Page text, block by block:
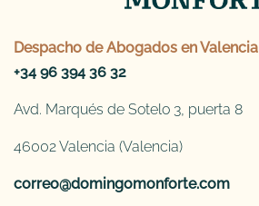
Despacho de Abogados en Valencia
+34 96 394 36 32
Avd. Marqués de Sotelo 3, puerta 8
46002 Valencia (Valencia)
correo@domingomonforte.com